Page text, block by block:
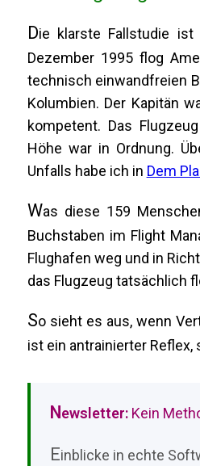
Die klarste Fallstudie
Dezember 1995 flog
technisch einwandfreien
Kolumbien. Der Kapitän
kompetent. Das
Höhe war in Ordnung.
Unfalls habe ich in Dem
Was diese 159
Buchstaben im Flight
Flughafen weg und in
das Flugzeug tatsächlich
So sieht es aus, wenn
ist ein antrainierter
Newsletter:Kein
Einblicke in echte